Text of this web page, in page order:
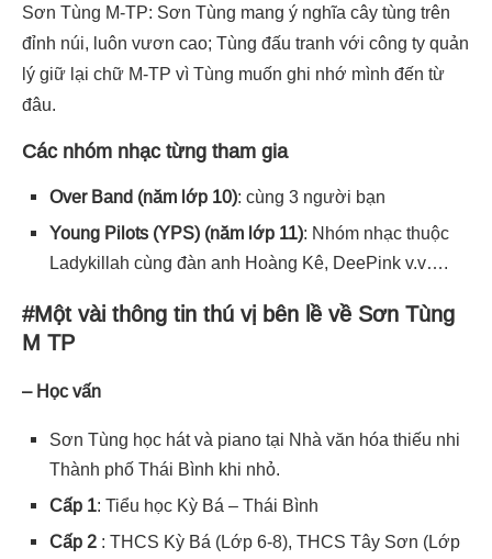
Sơn Tùng M-TP: Sơn Tùng mang ý nghĩa cây tùng trên
đỉnh núi, luôn vươn cao; Tùng đấu tranh với công ty quản
lý giữ lại chữ M-TP vì Tùng muốn ghi nhớ mình đến từ
đâu.
Các nhóm nhạc từng tham gia
Over Band (năm lớp 10): cùng 3 người bạn
Young Pilots (YPS) (năm lớp 11): Nhóm nhạc thuộc
Ladykillah cùng đàn anh Hoàng Kê, DeePink v.v….
#Một vài thông tin thú vị bên lề về Sơn Tùng
M TP
– Học vấn
Sơn Tùng học hát và piano tại Nhà văn hóa thiếu nhi
Thành phố Thái Bình khi nhỏ.
Cấp 1: Tiểu học Kỳ Bá – Thái Bình
Cấp 2 : THCS Kỳ Bá (Lớp 6-8), THCS Tây Sơn (Lớp